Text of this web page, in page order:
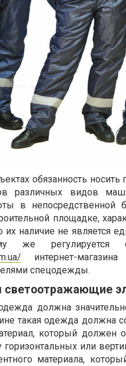
обязанность
различных видов
в непосредственной
площадке,
наличие не является
регулируется
интернет-
спецодежды.
светоотражающие
должна
такая одежда должна
который должен
или
материала,